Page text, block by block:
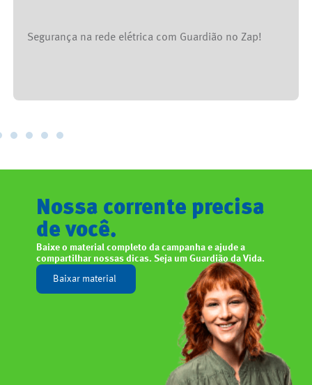
Pintura e Segurança com Guardião no Zap!
Nossa corrente precisa
de você.
Baixe o material completo da campanha e ajude a
compartilhar nossas dicas. Seja um Guardião da Vida.
Baixar material